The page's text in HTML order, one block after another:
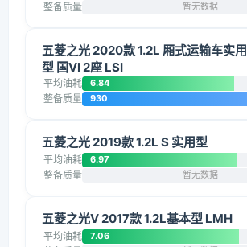
整备质量 暂无数据
五菱之光 2020款 1.2L 厢式运输车实用
型 国VI 2座 LSI
平均油耗 6.84
整备质量 930
五菱之光 2019款 1.2L S 实用型
平均油耗 6.97
整备质量 暂无数据
五菱之光V 2017款 1.2L基本型 LMH
平均油耗 7.06